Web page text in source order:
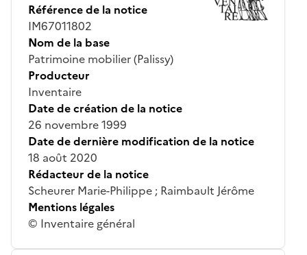
Référence de la notice
IM67011802
Nom de la base
Patrimoine mobilier (Palissy)
Producteur
Inventaire
Date de création de la notice
26 novembre 1999
Date de dernière modification de la notice
18 août 2020
Rédacteur de la notice
Scheurer Marie-Philippe ; Raimbault Jérôme
Mentions légales
© Inventaire général